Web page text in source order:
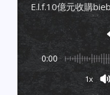
e.l.f.10億元收購
0:00
1x